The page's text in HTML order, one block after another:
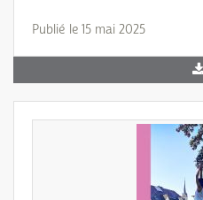
Publié le 15 mai 2025